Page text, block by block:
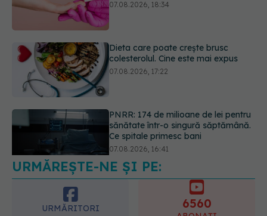
07.08.2026, 17:22
PNRR: 174 de milioane de lei pentru
sănătate într-o singură săptămână.
Ce spitale primesc bani
Ce spune culoarea ta preferată
despre vârsta pe care o ai. Care
este "codul cromatic" al generațiilor
07.08.2026, 21:29
URMĂREȘTE-NE ȘI PE:
URMĂRITORI 6560